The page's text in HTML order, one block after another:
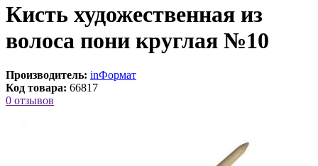
Кисть художественная из
волоса пони круглая №10
Производитель: inФормат
Код товара: 66817
0 отзывов